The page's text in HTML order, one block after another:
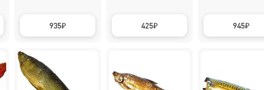
935 425 945